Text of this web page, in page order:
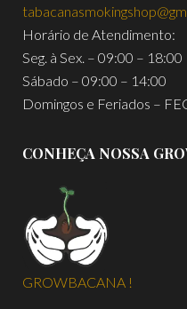
Horário de Atendimento:
Seg. à Sex. – 09:00 – 18:00
Sábado – 09:00 – 14:00
Domingos e Feriados –
CONHEÇA NOSSA
GROWBACANA !